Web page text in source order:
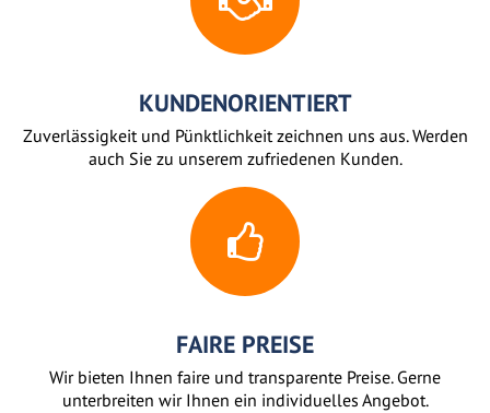
KUNDENORIENTIERT
Zuverlässigkeit und Pünktlichkeit zeichnen uns aus. Werden
auch Sie zu unserem zufriedenen Kunden.
FAIRE PREISE
Wir bieten Ihnen faire und transparente Preise. Gerne
unterbreiten wir Ihnen ein individuelles Angebot.